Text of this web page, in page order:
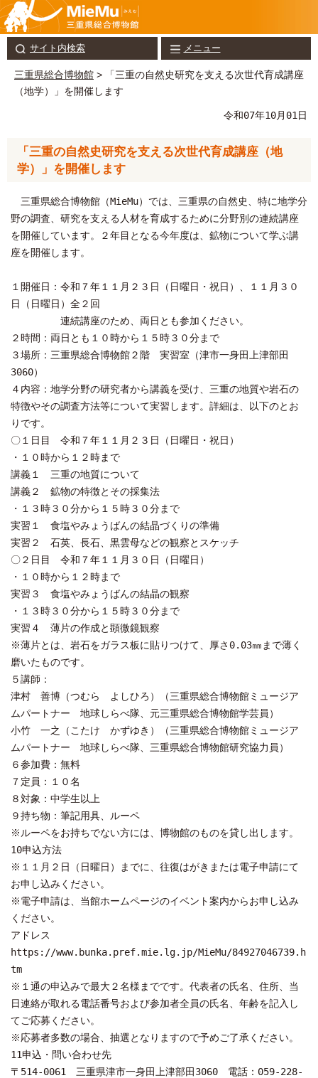
サイト内検索 メニュー
三重県総合博物館 > 「三重の自然史研究を支える次世代育成講座
（地学）」を開催します
令和07年10月01日
「三重の自然史研究を支える次世代育成講座（地
学）」を開催します
三重県総合博物館（MieMu）では、三重県の自然史、特に地学分
野の調査、研究を支える人材を育成するために分野別の連続講座
を開催しています。２年目となる今年度は、鉱物について学ぶ講
座を開催します。
１開催日：令和７年１１月２３日（日曜日・祝日）、１１月３０
日（日曜日）全２回
連続講座のため、両日とも参加ください。
２時間：両日とも１０時から１５時３０分まで
３場所：三重県総合博物館２階 実習室（津市一身田上津部田
3060）
４内容：地学分野の研究者から講義を受け、三重の地質や岩石の
特徴やその調査方法等について実習します。詳細は、以下のとお
りです。
〇１日目 令和７年１１月２３日（日曜日・祝日）
・１０時から１２時まで
講義１ 三重の地質について
講義２ 鉱物の特徴とその採集法
・１３時３０分から１５時３０分まで
実習１ 食塩やみょうばんの結晶づくりの準備
実習２ 石英、長石、黒雲母などの観察とスケッチ
〇２日目 令和７年１１月３０日（日曜日）
・１０時から１２時まで
実習３ 食塩やみょうばんの結晶の観察
・１３時３０分から１５時３０分まで
実習４ 薄片の作成と顕微鏡観察
※薄片とは、岩石をガラス板に貼りつけて、厚さ0.03㎜まで薄く
磨いたものです。
５講師：
津村 善博（つむら よしひろ）（三重県総合博物館ミュージア
ムパートナー 地球しらべ隊、元三重県総合博物館学芸員）
小竹 一之（こたけ かずゆき）（三重県総合博物館ミュージア
ムパートナー 地球しらべ隊、三重県総合博物館研究協力員）
６参加費：無料
７定員：１０名
８対象：中学生以上
９持ち物：筆記用具、ルーペ
※ルーペをお持ちでない方には、博物館のものを貸し出します。
10申込方法
※１１月２日（日曜日）までに、往復はがきまたは電子申請にて
お申し込みください。
※電子申請は、当館ホームページのイベント案内からお申し込み
ください。
アドレス
https://www.bunka.pref.mie.lg.jp/MieMu/84927046739.h
tm
※１通の申込みで最大２名様までです。代表者の氏名、住所、当
日連絡が取れる電話番号および参加者全員の氏名、年齢を記入し
てご応募ください。
※応募者多数の場合、抽選となりますので予めご了承ください。
11申込・問い合わせ先
〒514-0061 三重県津市一身田上津部田3060 電話：059-228-